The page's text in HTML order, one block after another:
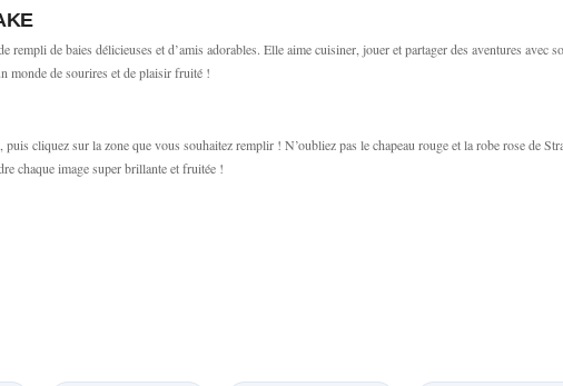
de baies délicieuses et d’amis adorables. Elle aime cuisiner, jouer et partager des aventures avec
monde de sourires et de plaisir fruité !
cliquez sur la zone que vous souhaitez remplir ! N’oubliez pas le chapeau rouge et la robe rose de
chaque image super brillante et fruitée !